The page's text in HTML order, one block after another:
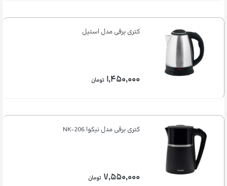
کتری برقی مدل استیل
۱,۴۵۰,۰۰۰ تومان
کتری برقی مدل نیکوا NK-206
۷,۵۵۰,۰۰۰ تومان